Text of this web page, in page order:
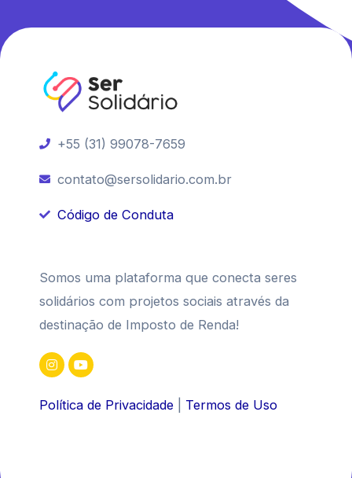
+55 (31) 99078-7659
contato@sersolidario.com.br
Código de Conduta
Somos uma plataforma que conecta seres
solidários com projetos sociais através da
destinação de Imposto de Renda!
Política de Privacidade Termos de Uso